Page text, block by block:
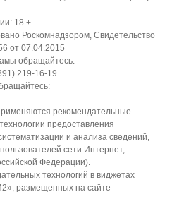
18 +
Роскомнадзором, Свидетельство
от 07.04.2015
обращайтесь:
219-16-19
рекомендательные
предоставления
и анализа сведений,
сети Интернет,
Федерации).
технологий в виджетах
размещенных на сайте